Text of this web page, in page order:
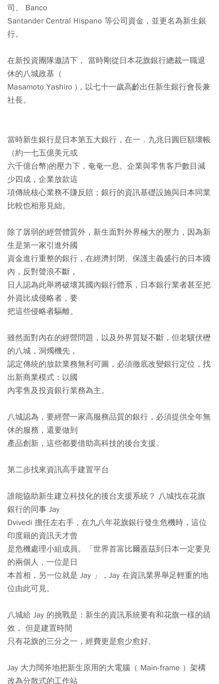
司、 Banco
Santander Central Hispano 等公司資金，並更名為新生銀
行。
在新投資團隊邀請下， 當時剛從日本花旗銀行總裁一職退
休的八城政基（
Masamoto Yashiro )，以七十一歲高齡出任新生銀行會長兼
社長。
當時新生銀行是日本第五大銀行，在一．九兆日圓巨額壞帳
（約一七五億美元或
六千億台幣)的壓力下，奄奄一息。企業與零售客戶數目減
少四成，企業放款這
項傳統核心業務不賺反賠；銀行的資訊基礎設施與日本同業
比較也相形見絀。
除了孱弱的經營體質外，新生面對外界極大的壓力，因為新
生是第一家引進外國
資金進行重整的銀行，在經濟封閉、保護主義盛行的日本國
內，反對聲浪不斷，
日人認為此舉將破壞其國內銀行體系，日本銀行業者甚至把
外資比成侵略者，要
把這些侵略者驅離。
雖然面對內在的經營問題，以及外界質疑不斷，但老驥伏櫪
的八城，洞燭機先，
認定傳統的放款業務無利可圖，必須徹底改變銀行定位，找
出新商業模式：以國
內零售及投資銀行業務為主。
八城認為，要經營一家高服務品質的銀行，必須提供全年無
休的服務，還要做到
產品創新，這些都要借助高科技的後台支援。
第二步找來資訊高手建置平台
誰能協助新生建立科技化的後台支援系統？ 八城找在花旗
銀行的同事 Jay
Dvivedi 擔任左右手，在九八年花旗銀行發生危機時，這位
印度籍的資訊天才曾
是危機處理小組成員。「世界首富比爾蓋茲到日本一定要見
的兩個人，一位是日
本首相，另一位就是 Jay 」，Jay 在資訊業界舉足輕重的地
位由此可見。
八城給 Jay 的挑戰是：新生的資訊系統要有和花旗一樣的績
效， 但是建置時間
只有花旗的三分之一，經費更是愈少愈好。
Jay 大力闊斧地把新生原用的大電腦（ Main-frame ）架構
改為分散式的工作站